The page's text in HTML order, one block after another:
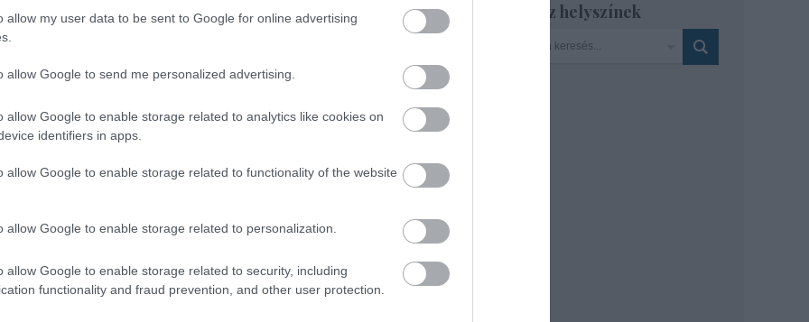
allow my user data to be sent to Google for online advertising
allow Google to send me personalized advertising.
allow Google to enable storage related to analytics like cookies on
identifiers in apps.
allow Google to enable storage related to functionality of the website
allow Google to enable storage related to personalization.
allow Google to enable storage related to security, including
functionality and fraud prevention, and other user protection.
filmje - Főszerepben Bánki Gergely
Allen"
Szinház helyszínek